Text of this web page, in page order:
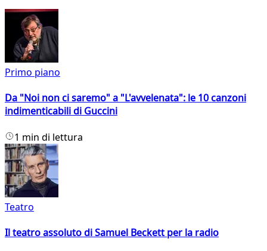
Primo piano
Da "Noi non ci saremo" a "L'avvelenata": le 10 canzoni
indimenticabili di Guccini
1 min di lettura
Teatro
Il teatro assoluto di Samuel Beckett per la radio